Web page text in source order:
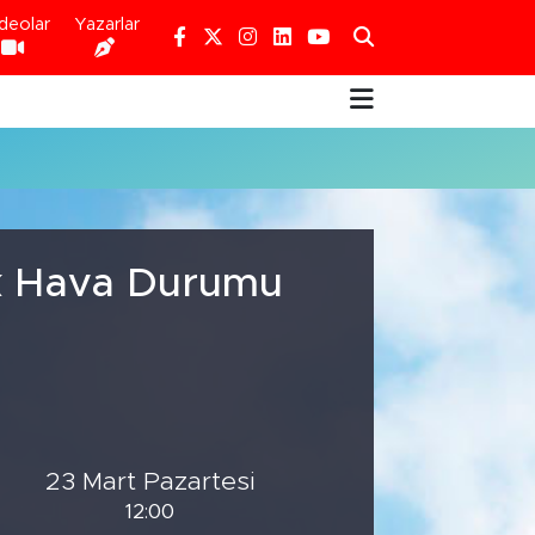
Yazarlar
Hava Durumu
23 Mart Pazartesi
12:00